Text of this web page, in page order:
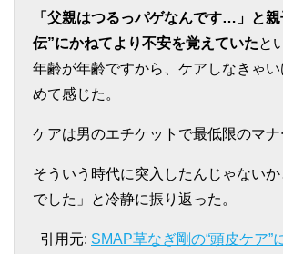
「父親はつるっパゲなんです…」と
伝”にかねてより不安を覚えていたと
年齢が年齢ですから、ケアしなきゃ
めて感じた。
ケアは男のエチケットで最低限のマナ
そういう時代に突入したんじゃない
でした」と冷静に振り返った。
引用元: SMAP草なぎ剛の“頭皮ケア”